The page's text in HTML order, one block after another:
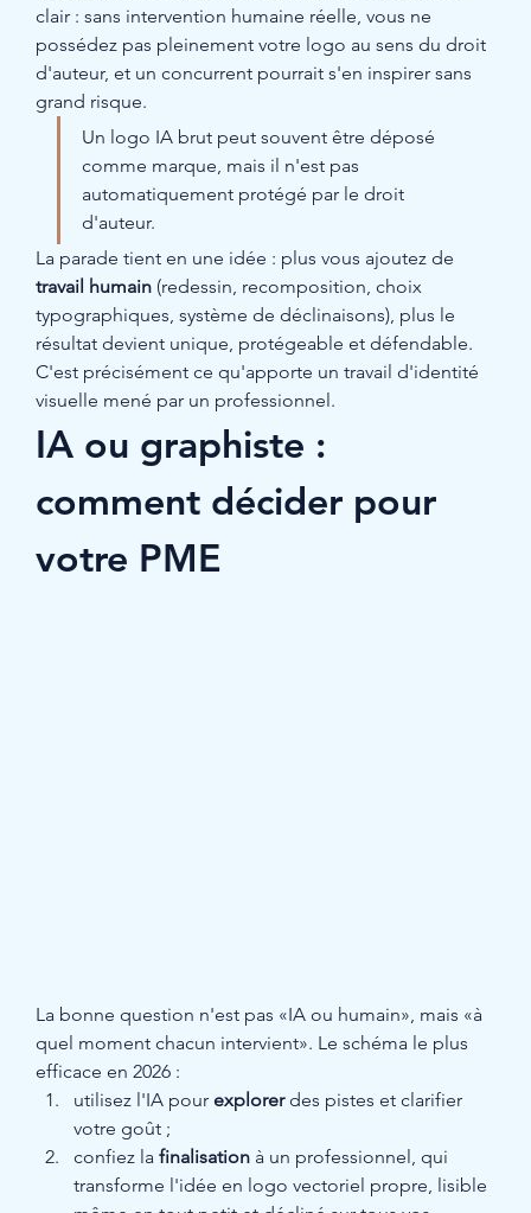
clair : sans intervention humaine réelle, vous ne
possédez pas pleinement votre logo au sens du droit
d'auteur, et un concurrent pourrait s'en inspirer sans
grand risque.
Un logo IA brut peut souvent être déposé
comme marque, mais il n'est pas
automatiquement protégé par le droit
d'auteur.
La parade tient en une idée : plus vous ajoutez de
travail humain (redessin, recomposition, choix
typographiques, système de déclinaisons), plus le
résultat devient unique, protégeable et défendable.
C'est précisément ce qu'apporte un travail d'identité
visuelle mené par un professionnel.
IA ou graphiste :
comment décider pour
votre PME
La bonne question n'est pas «IA ou humain», mais «à
quel moment chacun intervient». Le schéma le plus
efficace en 2026 :
utilisez l'IA pour explorer des pistes et clarifier
votre goût ;
confiez la finalisation à un professionnel, qui
transforme l'idée en logo vectoriel propre, lisible